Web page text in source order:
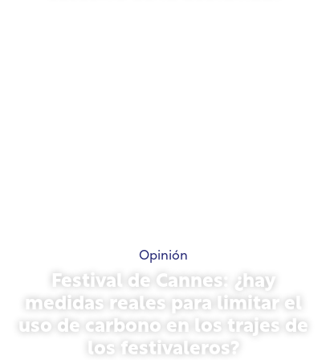
Opinión
Festival de Cannes: ¿hay
medidas reales para limitar el
uso de carbono en los trajes de
los festivaleros?